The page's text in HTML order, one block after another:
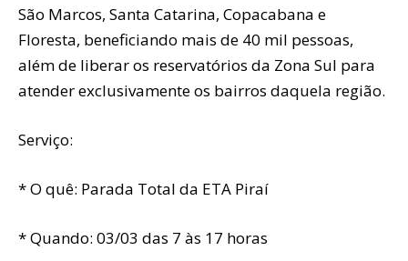
São Marcos, Santa Catarina, Copacabana e
Floresta, beneficiando mais de 40 mil pessoas,
além de liberar os reservatórios da Zona Sul para
atender exclusivamente os bairros daquela região.
Serviço:
* O quê: Parada Total da ETA Piraí
* Quando: 03/03 das 7 às 17 horas